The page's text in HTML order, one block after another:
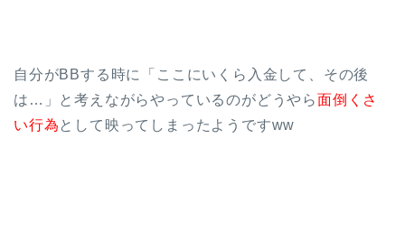
自分がBBする時に「ここにいくら入金して、その後
は…」と考えながらやっているのがどうやら面倒くさ
い行為 として映ってしまったようですww